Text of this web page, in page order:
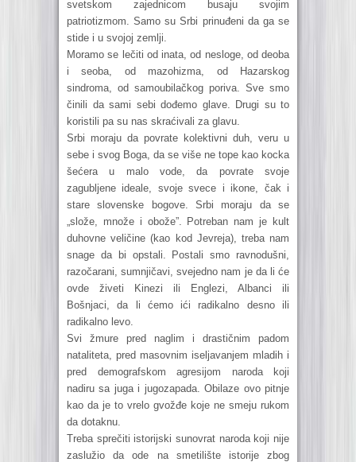
svetskom zajednicom busaju svojim
patriotizmom. Samo su Srbi prinuđeni da ga se
stide i u svojoj zemlji.
Moramo se lečiti od inata, od nesloge, od deoba
i seoba, od mazohizma, od Hazarskog
sindroma, od samoubilačkog poriva. Sve smo
činili da sami sebi dođemo glave. Drugi su to
koristili pa su nas skraćivali za glavu.
Srbi moraju da povrate kolektivni duh, veru u
sebe i svog Boga, da se više ne tope kao kocka
šećera u malo vode, da povrate svoje
zagubljene ideale, svoje svece i ikone, čak i
stare slovenske bogove. Srbi moraju da se
„slože, množe i obože”. Potreban nam je kult
duhovne veličine (kao kod Jevreja), treba nam
snage da bi opstali. Postali smo ravnodušni,
razočarani, sumnjičavi, svejedno nam je da li će
ovde živeti Kinezi ili Englezi, Albanci ili
Bošnjaci, da li ćemo ići radikalno desno ili
radikalno levo.
Svi žmure pred naglim i drastičnim padom
nataliteta, pred masovnim iseljavanjem mladih i
pred demografskom agresijom naroda koji
nadiru sa juga i jugozapada. Obilaze ovo pitnje
kao da je to vrelo gvožđe koje ne smeju rukom
da dotaknu.
Treba sprečiti istorijski sunovrat naroda koji nije
zaslužio da ode na smetilište istorije zbog